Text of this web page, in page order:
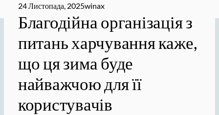
24 Листопада, 2025winax
Благодійна організація з
питань харчування каже,
що ця зима буде
найважчою для її
користувачів